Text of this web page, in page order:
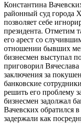
Константина
районный суд города
позволяет себе
президента. Отметим
его арест со
отношении бывших
бизнесмен выступал
приговорил
заключения за
банковские
решить его проблему
бизнесмен задолжал
Вачевских обратился
задержали как